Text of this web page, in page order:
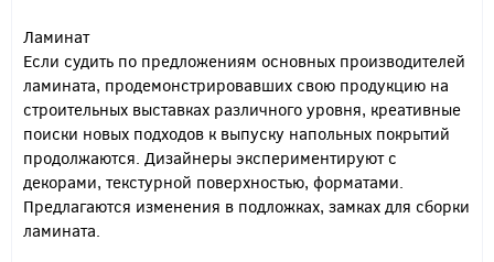
Ламинат
Если судить по предложениям основных производителей
ламината, продемонстрировавших свою продукцию на
строительных выставках различного уровня, креативные
поиски новых подходов к выпуску напольных покрытий
продолжаются. Дизайнеры экспериментируют с
декорами, текстурной поверхностью, форматами.
Предлагаются изменения в подложках, замках для сборки
ламината.